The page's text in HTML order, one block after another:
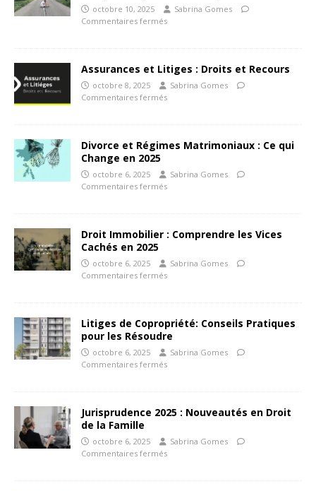
octobre 10, 2025
Sabrina Gomes
Commentaires fermés
Assurances et Litiges : Droits et Recours
octobre 8, 2025
Sabrina Gomes
Commentaires fermés
Divorce et Régimes Matrimoniaux : Ce qui
Change en 2025
octobre 6, 2025
Sabrina Gomes
Commentaires fermés
Droit Immobilier : Comprendre les Vices
Cachés en 2025
octobre 6, 2025
Sabrina Gomes
Commentaires fermés
Litiges de Copropriété: Conseils Pratiques
pour les Résoudre
octobre 6, 2025
Sabrina Gomes
Commentaires fermés
Jurisprudence 2025 : Nouveautés en Droit
de la Famille
octobre 6, 2025
Sabrina Gomes
Commentaires fermés